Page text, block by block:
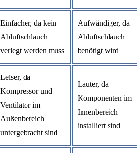
Einfacher, da kein
Abluftschlauch
verlegt werden muss
Aufwändiger, da
Abluftschlauch
benötigt wird
Leiser, da
Kompressor und
Ventilator im
Außenbereich
untergebracht sind
Lauter, da
Komponenten im
Innenbereich
installiert sind